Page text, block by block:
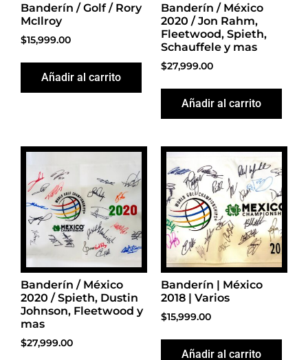
Banderín / Golf / Rory
McIlroy
$15,999.00
Añadir al carrito
Banderín / México
2020 / Jon Rahm,
Fleetwood, Spieth,
Schauffele y mas
$27,999.00
Añadir al carrito
Banderín / México
2020 / Spieth, Dustin
Johnson, Fleetwood y
mas
$27,999.00
Banderín | México
2018 | Varios
$15,999.00
Añadir al carrito